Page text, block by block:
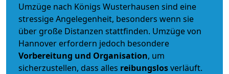
Umzüge nach Königs Wusterhausen sind eine
stressige Angelegenheit, besonders wenn sie
über große Distanzen stattfinden. Umzüge von
Hannover erfordern jedoch besondere
Vorbereitung und Organisation, um
sicherzustellen, dass alles reibungslosverläuft.